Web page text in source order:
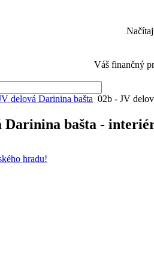
Váš finančný
delová Darinina bašta 02b - JV
Darinina bašta -